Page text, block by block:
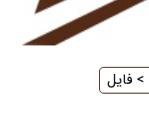
فایل ‌ > ‌